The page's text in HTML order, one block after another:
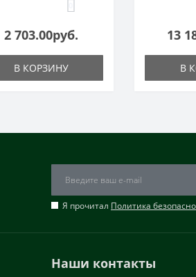
2 703.00руб.
В КОРЗИНУ
13
В
Я прочитал Политика
Наши контакты